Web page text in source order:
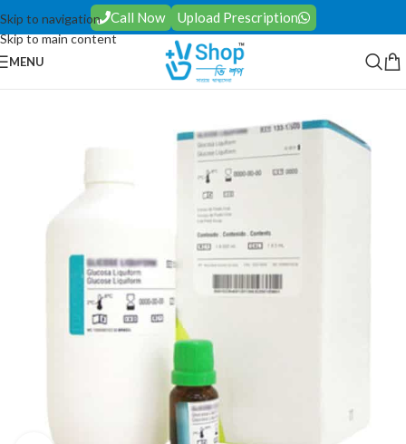
Skip to navigation
Skip to main content
Call Now Upload Prescription
MENU